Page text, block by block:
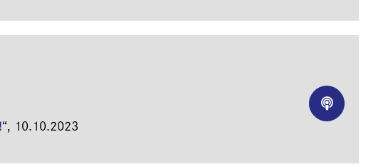
“, 10.10.2023